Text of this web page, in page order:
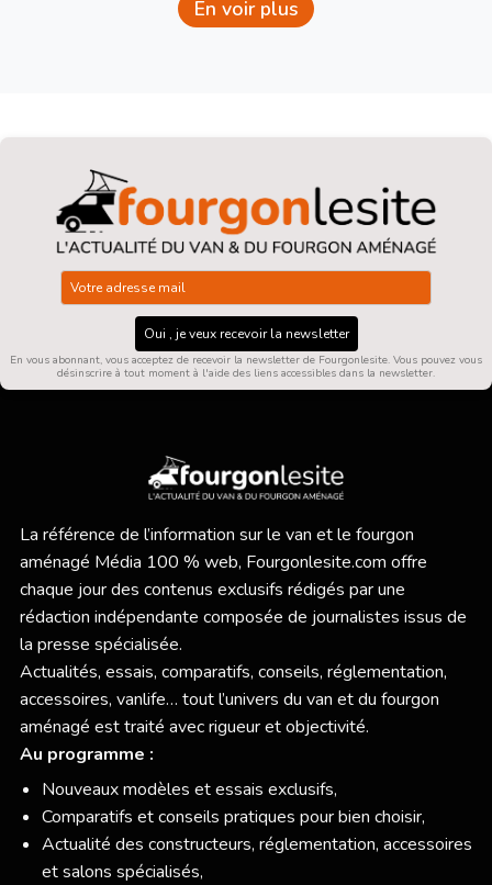
En voir plus
Oui , je veux recevoir la newsletter
En vous abonnant, vous acceptez de recevoir la newsletter de Fourgonlesite. Vous pouvez vous
désinscrire à tout moment à l'aide des liens accessibles dans la newsletter.
La référence de l’information sur le van et le fourgon
aménagé Média 100 % web, Fourgonlesite.com offre
chaque jour des contenus exclusifs rédigés par une
rédaction indépendante composée de journalistes issus de
la presse spécialisée.
Actualités, essais, comparatifs, conseils, réglementation,
accessoires, vanlife… tout l’univers du van et du fourgon
aménagé est traité avec rigueur et objectivité.
Au programme :
Nouveaux modèles et essais exclusifs,
Comparatifs et conseils pratiques pour bien choisir,
Actualité des constructeurs, réglementation, accessoires
et salons spécialisés,